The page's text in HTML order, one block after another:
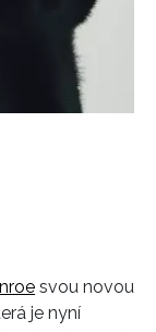
svou novou
je nyní